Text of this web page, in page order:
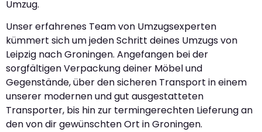
Umzug.
Unser erfahrenes Team von Umzugsexperten
kümmert sich um jeden Schritt deines Umzugs von
Leipzig nach Groningen. Angefangen bei der
sorgfältigen Verpackung deiner Möbel und
Gegenstände, über den sicheren Transport in einem
unserer modernen und gut ausgestatteten
Transporter, bis hin zur termingerechten Lieferung an
den von dir gewünschten Ort in Groningen.